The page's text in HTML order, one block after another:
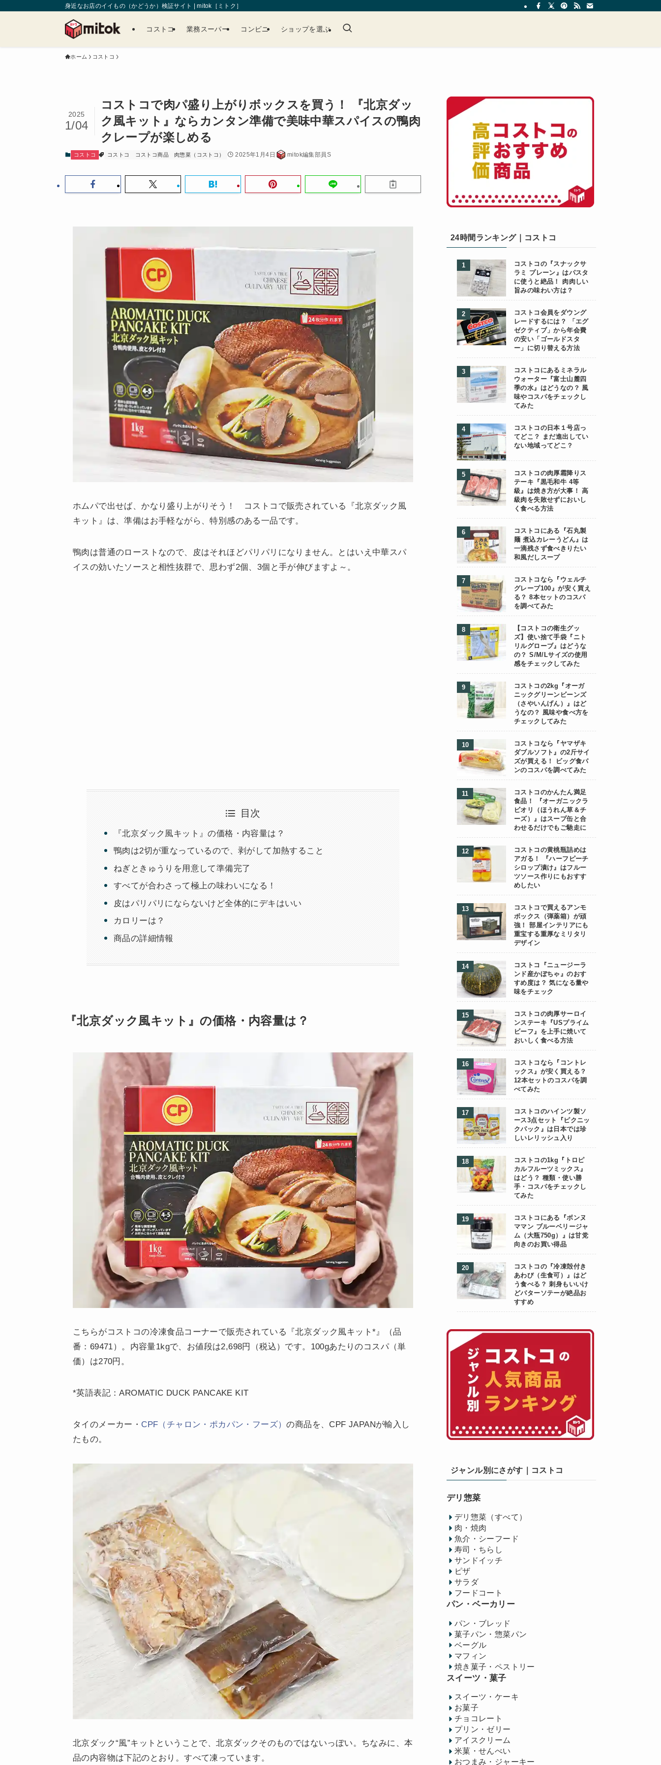
身近なお店のイイもの（かどうか）検証サイト | mitok［ミトク］
コストコ 業務スーパー コンビニ ショップを選ぶ
ホーム コストコ
コストコで肉パ盛り上がりボックスを買う！ 『北京ダッ
ク風キット』ならカンタン準備で美味中華スパイスの鴨肉
クレープが楽しめる
2025
1/04
コストコ コストコ コストコ商品 肉惣菜（コストコ） 2025年1月4日 mitok編集部員S
ホムパで出せば、かなり盛り上がりそう！ コストコで販売されている『北京ダック風
キット』は、準備はお手軽ながら、特別感のある一品です。
鴨肉は普通のローストなので、皮はそれほどパリパリになりません。とはいえ中華スパ
イスの効いたソースと相性抜群で、思わず2個、3個と手が伸びますよ～。
目次
『北京ダック風キット』の価格・内容量は？
鴨肉は2切が重なっているので、剥がして加熱すること
ねぎときゅうりを用意して準備完了
すべてが合わさって極上の味わいになる！
皮はパリパリにならないけど全体的にデキはいい
カロリーは？
商品の詳細情報
『北京ダック風キット』の価格・内容量は？
こちらがコストコの冷凍食品コーナーで販売されている『北京ダック風キット*』（品
番：69471）。内容量1kgで、お値段は2,698円（税込）です。100gあたりのコスパ（単
価）は270円。
*英語表記：AROMATIC DUCK PANCAKE KIT
タイのメーカー・ CPF（チャロン・ポカパン・フーズ）の商品を、CPF JAPANが輸入し
たもの。
北京ダック“風”キットということで、北京ダックそのものではないっぽい。ちなみに、本
品の内容物は下記のとおり。すべて凍っています。
24時間ランキング｜コストコ
コストコの『スナックサ
ラミ プレーン』はパスタ
に使うと絶品！ 肉肉しい
旨みの味わい方は？
コストコ会員をダウング
レードするには？ 「エグ
ゼクティブ」から年会費
の安い「ゴールドスタ
ー」に切り替える方法
コストコにあるミネラル
ウォーター『富士山麓四
季の水』はどうなの？ 風
味やコスパをチェックし
てみた
コストコの日本１号店っ
てどこ？ まだ進出してい
ない地域ってどこ？
コストコの肉厚霜降りス
テーキ『黒毛和牛 4等
級』は焼き方が大事！ 高
級肉を失敗せずにおいし
く食べる方法
コストコにある『石丸製
麺 煮込カレーうどん』は
一滴残さず食べきりたい
和風だしスープ
コストコなら『ウェルチ
グレープ100』が安く買え
る？ 8本セットのコスパ
を調べてみた
【コストコの衛生グッ
ズ】使い捨て手袋『ニト
リルグローブ』はどうな
の？ S/M/Lサイズの使用
感をチェックしてみた
コストコの2kg『オーガ
ニックグリーンビーンズ
（さやいんげん）』はど
うなの？ 風味や食べ方を
チェックしてみた
コストコなら『ヤマザキ
ダブルソフト』の2斤サイ
ズが買える！ ビッグ食パ
ンのコスパを調べてみた
コストコのかんたん満足
食品！ 『オーガニックラ
ビオリ（ほうれん草＆チ
ーズ）』はスープ缶と合
わせるだけでもご馳走に
コストコの黄桃瓶詰めは
アガる！ 『ハーフピーチ
シロップ漬け』はフルー
ツソース作りにもおすす
めしたい
コストコで買えるアンモ
ボックス（弾薬箱）が頑
強！ 部屋インテリアにも
重宝する重厚なミリタリ
デザイン
コストコ『ニュージーラ
ンド産かぼちゃ』のおす
すめ度は？ 気になる量や
味をチェック
コストコの肉厚サーロイ
ンステーキ『USプライム
ビーフ』を上手に焼いて
おいしく食べる方法
コストコなら『コントレ
ックス』が安く買える？
12本セットのコスパを調
べてみた
コストコのハインツ製ソ
ース3点セット『ピクニッ
クパック』は日本では珍
しいレリッシュ入り
コストコの1kg『トロピ
カルフルーツミックス』
はどう？ 種類・使い勝
手・コスパをチェックし
てみた
コストコにある『ボンヌ
ママン ブルーベリージャ
ム（大瓶750g）』は甘党
向きのお買い得品
コストコの『冷凍殻付き
あわび（生食可）』はど
う食べる？ 刺身もいいけ
どバターソテーが絶品お
すすめ
ジャンル別にさがす｜コストコ
デリ惣菜
デリ惣菜（すべて）
肉・焼肉
魚介・シーフード
寿司・ちらし
サンドイッチ
ピザ
サラダ
フードコート
パン・ベーカリー
パン・ブレッド
菓子パン・惣菜パン
ベーグル
マフィン
焼き菓子・ペストリー
スイーツ・菓子
スイーツ・ケーキ
お菓子
チョコレート
プリン・ゼリー
アイスクリーム
米菓・せんべい
おつまみ・ジャーキー